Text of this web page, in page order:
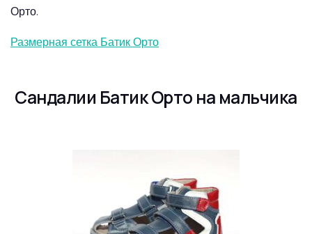
Орто.
Размерная сетка Батик Орто
Сандалии Батик Орто на мальчика